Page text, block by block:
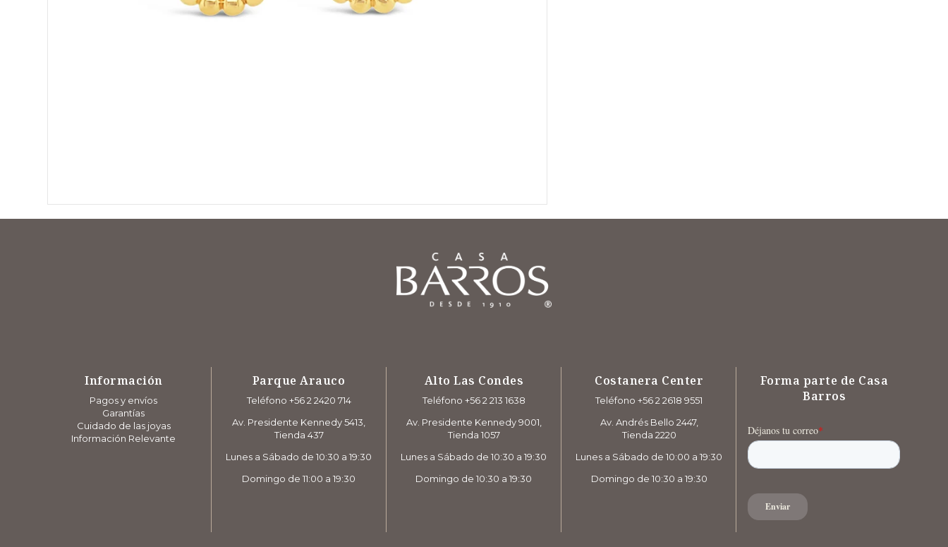
Información
Pagos y envíos
Garantías
Cuidado de las joyas
Información Relevante
Parque Arauco
Teléfono +56 2 2420 714
Av. Presidente Kennedy 5413,
Tienda 437
Lunes a Sábado de 10:30 a 19:30
Domingo de 11:00 a 19:30
Alto Las Condes
Teléfono +56 2 213 1638
Av. Presidente Kennedy 9001,
Tienda 1057
Lunes a Sábado de 10:30 a 19:30
Domingo de 10:30 a 19:30
Costanera Center
Teléfono +56 2 2618 9551
Av. Andrés Bello 2447,
Tienda 2220
Lunes a Sábado de 10:00 a 19:30
Domingo de 10:30 a 19:30
Forma parte de Casa
Barros